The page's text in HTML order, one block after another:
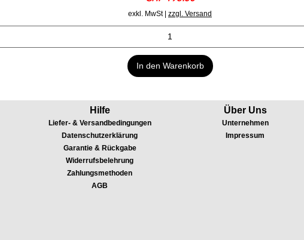
exkl. MwSt| zzgl. Versand
In den Warenkorb
Hilfe
Liefer- & Versandbedingungen
Datenschutzerklärung
Garantie & Rückgabe
Widerrufsbelehrung
Zahlungsmethoden
AGB
Über Uns
Unternehmen
Impressum